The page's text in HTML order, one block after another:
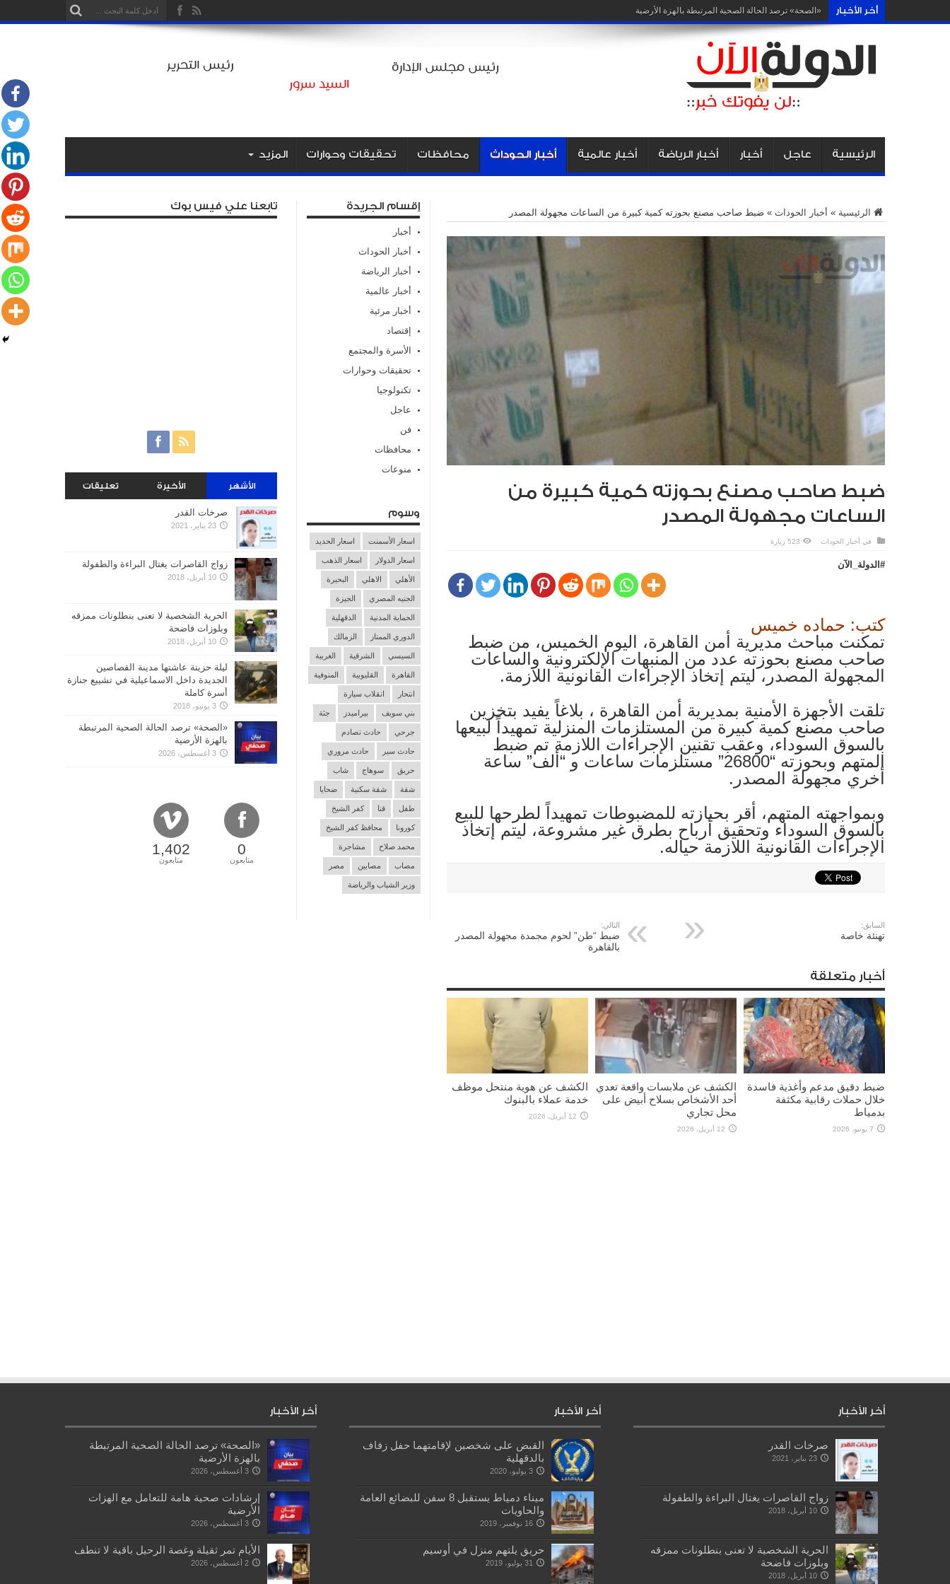
أخر الأخبار إرشادات
الرئيسية عاجل أخبار أخبار الرياضة أخبار عالمية أخبار الحوداث محافظات تحقيقات وحوارات المزيد
الرئيسية » أخبار الحوداث » ضبط صاحب مصنع بحوزته كمية كبيرة من الساعات مجهولة المصدر
ضبط صاحب مصنع بحوزته كمية كبيرة من
الساعات مجهولة المصدر
في أخبار الحوداث 523 زيارة
#الدولة_الآن
كتب: حماده خميس
تمكنت مباحث مديرية أمن القاهرة، اليوم الخميس، من ضبط
صاحب مصنع بحوزته عدد من المنبهات الإلكترونية والساعات
المجهولة المصدر، ليتم إتخاذ الإجراءات القانونية اللازمة.
تلقت الأجهزة الأمنية بمديرية أمن القاهرة ، بلاغاً يفيد بتخزين
صاحب مصنع كمية كبيرة من المستلزمات المنزلية تمهيداً لبيعها
بالسوق السوداء، وعقب تقنين الإجراءات اللازمة تم ضبط
المتهم وبحوزته “26800” مستلزمات ساعات و “ألف” ساعة
أخري مجهولة المصدر.
وبمواجهته المتهم، أقر بحيازته للمضبوطات تمهيداً لطرحها للبيع
بالسوق السوداء وتحقيق أرباح بطرق غير مشروعة، ليتم إتخاذ
الإجراءات القانونية اللازمة حياله.
السابق:
تهنئة خاصة
التالي:
ضبط “طن” لحوم مجمدة مجهولة المصدر
بالقاهرة
أخبار متعلقة
ضبط دقيق مدعم وأغذية فاسدة
خلال حملات رقابية مكثفة
بدمياط
7 يونيو، 2026
الكشف عن ملابسات واقعة تعدي
أحد الأشخاص بسلاح أبيض على
محل تجاري
12 أبريل، 2026
الكشف عن هوية منتحل موظف
خدمة عملاء بالبنوك
12 أبريل، 2026
إقسام الجريدة
أخبار
أخبار الحوداث
أخبار الرياضة
أخبار عالمية
أخبار مرئية
إقتصاد
الأسرة والمجتمع
تحقيقات وحوارات
تكنولوجيا
عاجل
فن
محافظات
منوعات
وسوم
اسعار الأسمنت اسعار الحديد
اسعار الدولار اسعار الذهب
الأهلي الاهلي البحيرة
الجنيه المصري الجيزة
الحماية المدنية الدقهلية
الدوري الممتاز الزمالك
السيسي الشرقية الغربية
القاهرة القليوبية المنوفية
انتحار انقلاب سيارة
بني سويف بيراميدز جثة
جرحي حادث تصادم
حادث سير حادث مروري
حريق سوهاج شاب
شقة شقة سكنية ضحايا
طفل قنا كفر الشيخ
كورونا محافظ كفر الشيخ
محمد صلاح مشاجرة
مصاب مصابين مصر
وزير الشباب والرياضة
تابعنا علي فيس بوك
الأشهر الأخيرة تعليقات
صرخات القدر
23 يناير، 2021
زواج القاصرات يغتال البراءة والطفولة
10 أبريل، 2018
الحرية الشخصية لا تعنى بنطلونات ممزقه
وبلوزات فاضحة
10 أبريل، 2018
ليلة حزينة عاشتها مدينة القصاصين
الجديدة داخل الاسماعيلية في تشييع جنازة
أسرة كاملة
3 يونيو، 2018
«الصحة» ترصد الحالة الصحية المرتبطة
بالهزة الأرضية
3 أغسطس، 2026
0
متابعون
1,402
متابعون
أخر الأخبار
صرخات القدر
23 يناير، 2021
زواج القاصرات يغتال البراءة والطفولة
10 أبريل، 2018
الحرية الشخصية لا تعنى بنطلونات ممزقه
وبلوزات فاضحة
10 أبريل، 2018
أخر الأخبار
القبض على شخصين لإقامتهما حفل زفاف
بالدقهلية
3 يوليو، 2020
ميناء دمياط يستقبل 8 سفن للبضائع العامة
والحاويات
16 نوفمبر، 2019
حريق يلتهم منزل في أوسيم
31 يوليو، 2019
أخر الأخبار
«الصحة» ترصد الحالة الصحية المرتبطة
بالهزة الأرضية
3 أغسطس، 2026
إرشادات صحية هامة للتعامل مع الهزات
الأرضية
3 أغسطس، 2026
الأيام تمر ثقيلة وغصة الرحيل باقية لا تنطف
2 أغسطس، 2026